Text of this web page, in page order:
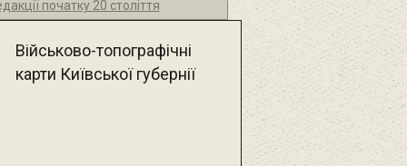
початку 20 століття
Військово-топографічні
карти Київської губернії